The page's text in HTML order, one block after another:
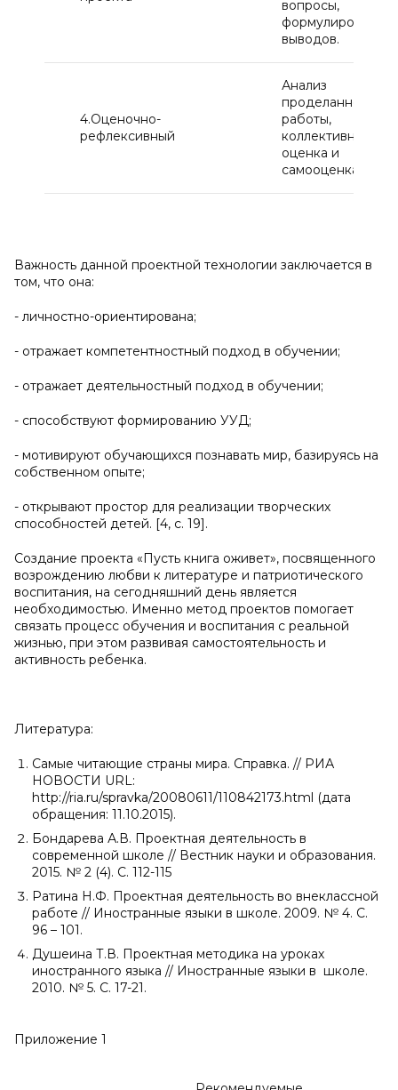
вопросы,
формулировка
выводов.
4.Оценочно-
рефлексивный
Анализ
проделанной
работы,
коллективная
оценка и
самооценка.
Важность данной проектной технологии заключается в
том, что она:
- личностно-ориентирована;
- отражает компетентностный подход в обучении;
- отражает деятельностный подход в обучении;
- способствуют формированию УУД;
- мотивируют обучающихся познавать мир, базируясь на
собственном опыте;
- открывают простор для реализации творческих
способностей детей. [4, с. 19].
Создание проекта «Пусть книга оживет», посвященного
возрождению любви к литературе и патриотического
воспитания, на сегодняшний день является
необходимостью. Именно метод проектов помогает
связать процесс обучения и воспитания с реальной
жизнью, при этом развивая самостоятельность и
активность ребенка.
Литература:
Самые читающие страны мира. Справка. // РИА
НОВОСТИ URL:
http://ria.ru/spravka/20080611/110842173.html (дата
обращения: 11.10.2015).
Бондарева А.В. Проектная деятельность в
современной школе // Вестник науки и образования.
2015. № 2 (4). С. 112-115
Ратина Н.Ф. Проектная деятельность во внеклассной
работе // Иностранные языки в школе. 2009. № 4. С.
96 – 101.
Душеина Т.В. Проектная методика на уроках
иностранного языка // Иностранные языки в школе.
2010. № 5. С. 17-21.
Приложение 1